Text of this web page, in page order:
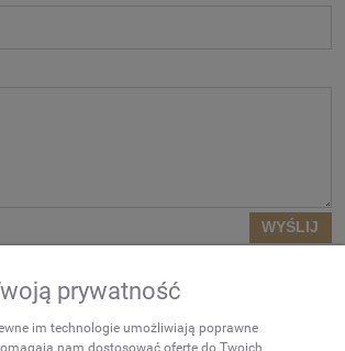
WYŚLIJ
mail, jeżeli
prywatność
im technologie umożliwiają poprawne
nam dostosować ofertę do Twoich